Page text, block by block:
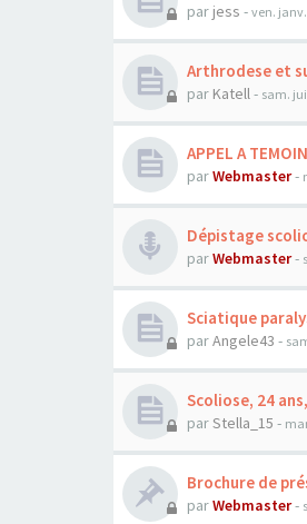
par jess - ven. janv.
Arthrodese et
par Katell- sam.
APPEL A
parWebmaster-
Dépistage
parWebmaster-
Sciatique
parAngele43 -
Scoliose, 24
parStella_15 -
Brochure de
parWebmaster-